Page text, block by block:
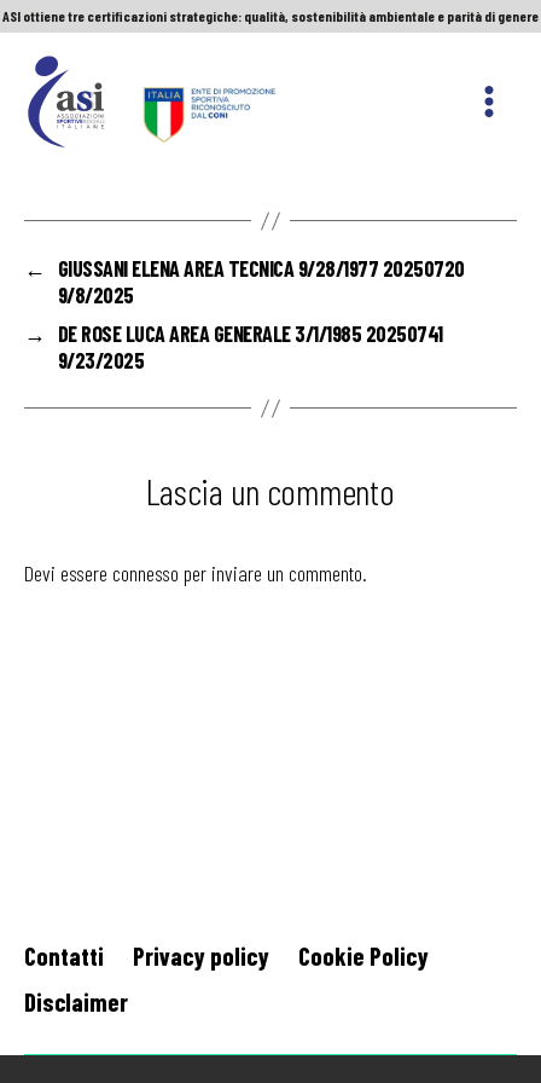
ASI ottiene tre certificazioni strategiche: qualità, sostenibilità ambientale e parità di genere
Premio Sport&Cultura: quando a vincere sono etica e valori
ASI ottiene tre certificazioni strategiche: qualità, sostenibilità ambientale e parità di genere
←
GIUSSANI ELENA AREA TECNICA 9/28/1977 20250720
9/8/2025
→
DE ROSE LUCA AREA GENERALE 3/1/1985 20250741
9/23/2025
Lascia un commento
Devi essere connesso per inviare un commento.
Contatti Privacy policy
Cookie Policy
Disclaimer